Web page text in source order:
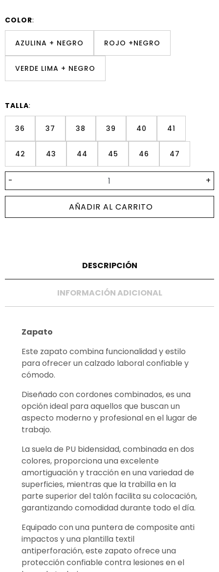
COLOR:
AZULINA + NEGRO ROJO +NEGRO
VERDE LIMA + NEGRO
TALLA:
36 37 38 39 40 41
42 43 44 45 46 47
- +
AÑADIR AL CARRITO
DESCRIPCIÓN
INFORMACIÓN ADICIONAL
Zapato
Este zapato combina funcionalidad y estilo
para ofrecer un calzado laboral confiable y
cómodo.
Diseñado con cordones combinados, es una
opción ideal para aquellos que buscan un
aspecto moderno y profesional en el lugar de
trabajo.
La suela de PU bidensidad, combinada en dos
colores, proporciona una excelente
amortiguación y tracción en una variedad de
superficies, mientras que la trabilla en la
parte superior del talón facilita su colocación,
garantizando comodidad durante todo el día.
Equipado con una puntera de composite anti
impactos y una plantilla textil
antiperforación, este zapato ofrece una
protección confiable contra lesiones en el